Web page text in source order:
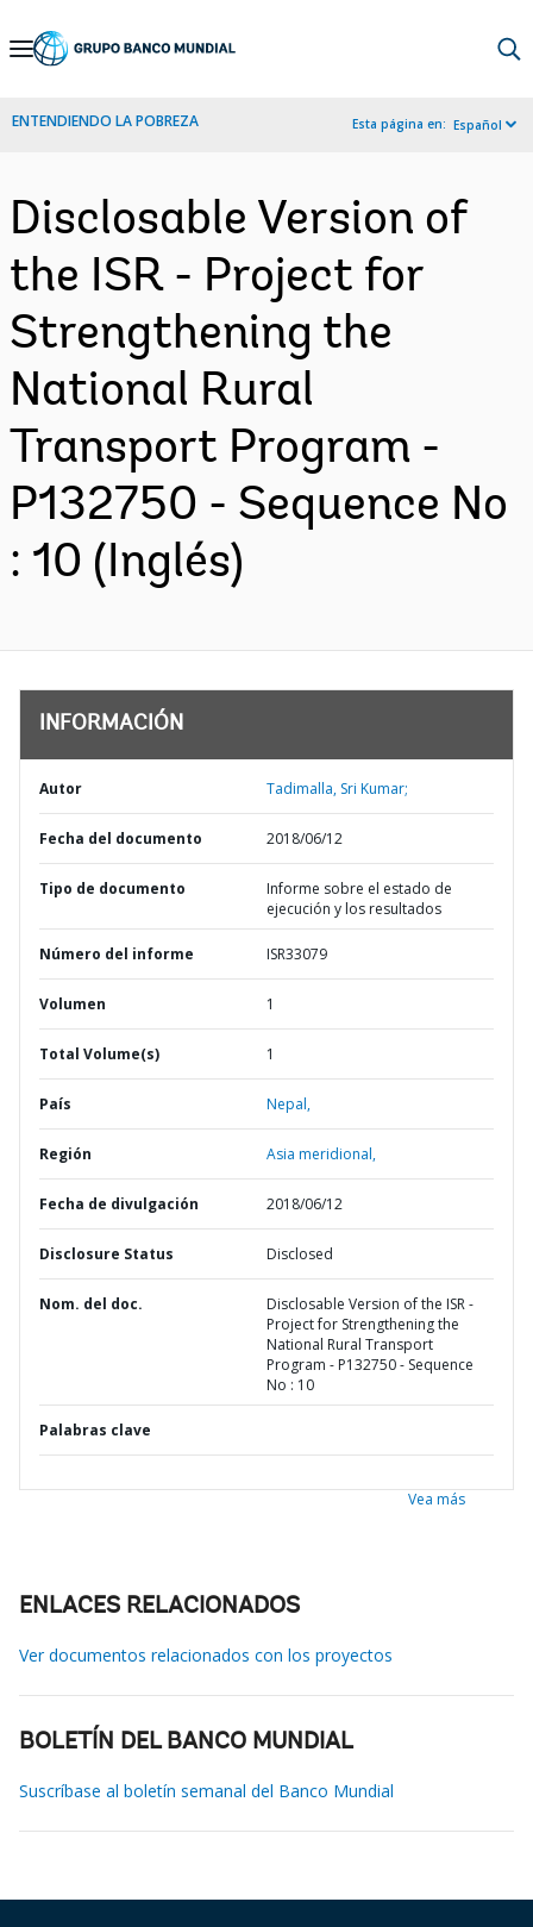
Skip
Navigation
ENTENDIENDO LA POBREZA Esta página en: Español
Disclosable Version of
the ISR - Project for
Strengthening the
National Rural
Transport Program -
P132750 - Sequence No
: 10 (Inglés)
INFORMACIÓN
Autor Tadimalla, Sri Kumar;
Fecha del documento 2018/06/12
Tipo de documento
Informe sobre el estado de
ejecución y los resultados
Número del informe ISR33079
Volumen 1
Total Volume(s) 1
País Nepal,
Región Asia meridional,
Fecha de divulgación 2018/06/12
Disclosure Status Disclosed
Nom. del doc.
Disclosable Version of the ISR -
Project for Strengthening the
National Rural Transport
Program - P132750 - Sequence
No : 10
Palabras clave
Vea más
ENLACES RELACIONADOS
Ver documentos relacionados con los proyectos
BOLETÍN DEL BANCO MUNDIAL
Suscríbase al boletín semanal del Banco Mundial